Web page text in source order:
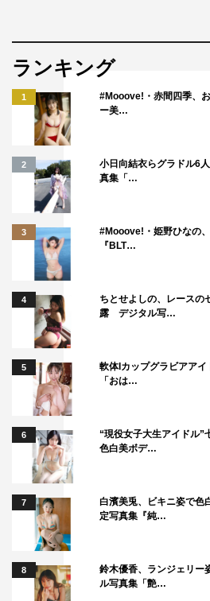
ランキング
1
#Mooove!・赤間四季、
ー美…
2
小日向結衣らグラドル6
真集「…
3
#Mooove!・姫野ひなの
『BLT…
4
ちとせよしの、レースの
露 デジタル写…
5
軟体Iカップグラビアア
「おは…
6
“現役女子大生アイドル”
色白美ボデ…
7
白濱美兎、ビキニ姿で
定写真集『純…
8
鈴木優香、ランジェリ
ル写真集「艶…